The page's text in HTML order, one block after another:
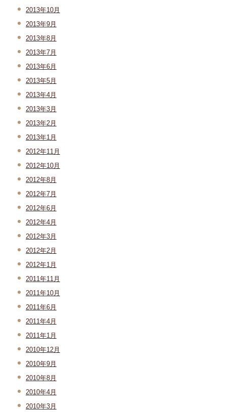
2013年10月
2013年9月
2013年8月
2013年7月
2013年6月
2013年5月
2013年4月
2013年3月
2013年2月
2013年1月
2012年11月
2012年10月
2012年8月
2012年7月
2012年6月
2012年4月
2012年3月
2012年2月
2012年1月
2011年11月
2011年10月
2011年6月
2011年4月
2011年1月
2010年12月
2010年9月
2010年8月
2010年4月
2010年3月